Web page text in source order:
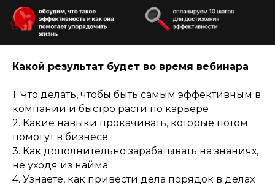
Какой результат будет во время вебинара
1. Что делать, чтобы быть самым эффективным в
компании и быстро расти по карьере
2. Какие навыки прокачивать, которые потом
помогут в бизнесе
3. Как дополнительно зарабатывать на знаниях,
не уходя из найма
4. Узнаете, как привести дела порядок в делах